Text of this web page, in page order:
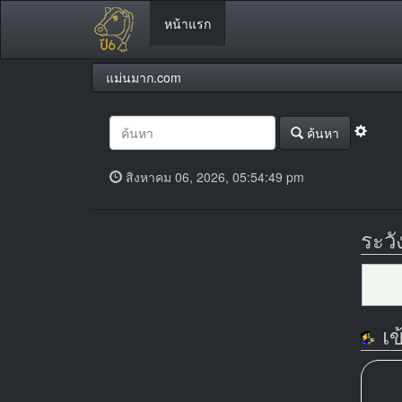
หน้าแรก
แม่นมาก.com
ค้นหา
สิงหาคม 06, 2026, 05:54:49 pm
ระวั
เ